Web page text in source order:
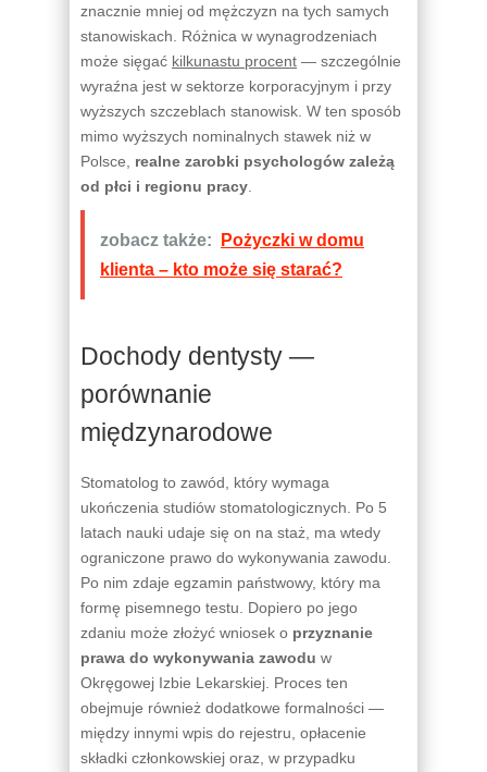
znacznie mniej od mężczyzn na tych samych
stanowiskach. Różnica w wynagrodzeniach
może sięgać kilkunastu procent — szczególnie
wyraźna jest w sektorze korporacyjnym i przy
wyższych szczeblach stanowisk. W ten sposób
mimo wyższych nominalnych stawek niż w
Polsce, realne zarobki psychologów zależą
od płci i regionu pracy
zobacz także:
Pożyczki w domu
klienta – kto może się starać?
Dochody dentysty —
porównanie
międzynarodowe
Stomatolog to zawód, który wymaga
ukończenia studiów stomatologicznych. Po 5
latach nauki udaje się on na staż, ma wtedy
ograniczone prawo do wykonywania zawodu.
Po nim zdaje egzamin państwowy, który ma
formę pisemnego testu. Dopiero po jego
zdaniu może złożyć wniosek o przyznanie
prawa do wykonywania zawodu w
Okręgowej Izbie Lekarskiej. Proces ten
obejmuje również dodatkowe formalności —
między innymi wpis do rejestru, opłacenie
składki członkowskiej oraz, w przypadku